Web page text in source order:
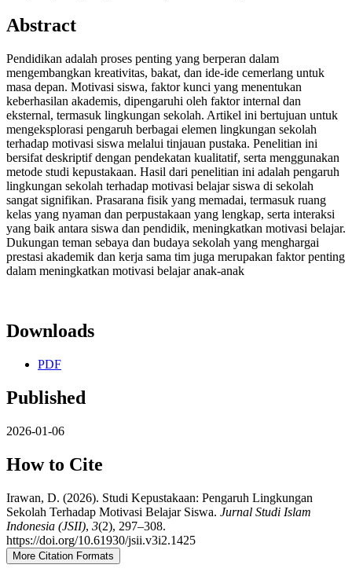
Abstract
Pendidikan adalah proses penting yang berperan dalam
mengembangkan kreativitas, bakat, dan ide-ide cemerlang untuk
masa depan. Motivasi siswa, faktor kunci yang menentukan
keberhasilan akademis, dipengaruhi oleh faktor internal dan
eksternal, termasuk lingkungan sekolah. Artikel ini bertujuan untuk
mengeksplorasi pengaruh berbagai elemen lingkungan sekolah
terhadap motivasi siswa melalui tinjauan pustaka. Penelitian ini
bersifat deskriptif dengan pendekatan kualitatif, serta menggunakan
metode studi kepustakaan. Hasil dari penelitian ini adalah pengaruh
lingkungan sekolah terhadap motivasi belajar siswa di sekolah
sangat signifikan. Prasarana fisik yang memadai, termasuk ruang
kelas yang nyaman dan perpustakaan yang lengkap, serta interaksi
yang baik antara siswa dan pendidik, meningkatkan motivasi belajar.
Dukungan teman sebaya dan budaya sekolah yang menghargai
prestasi akademik dan kerja sama tim juga merupakan faktor penting
dalam meningkatkan motivasi belajar anak-anak
Downloads
PDF
Published
2026-01-06
How to Cite
Irawan, D. (2026). Studi Kepustakaan: Pengaruh Lingkungan
Sekolah Terhadap Motivasi Belajar Siswa. Jurnal Studi Islam
Indonesia (JSII), 3(2), 297–308.
https://doi.org/10.61930/jsii.v3i2.1425
More Citation Formats